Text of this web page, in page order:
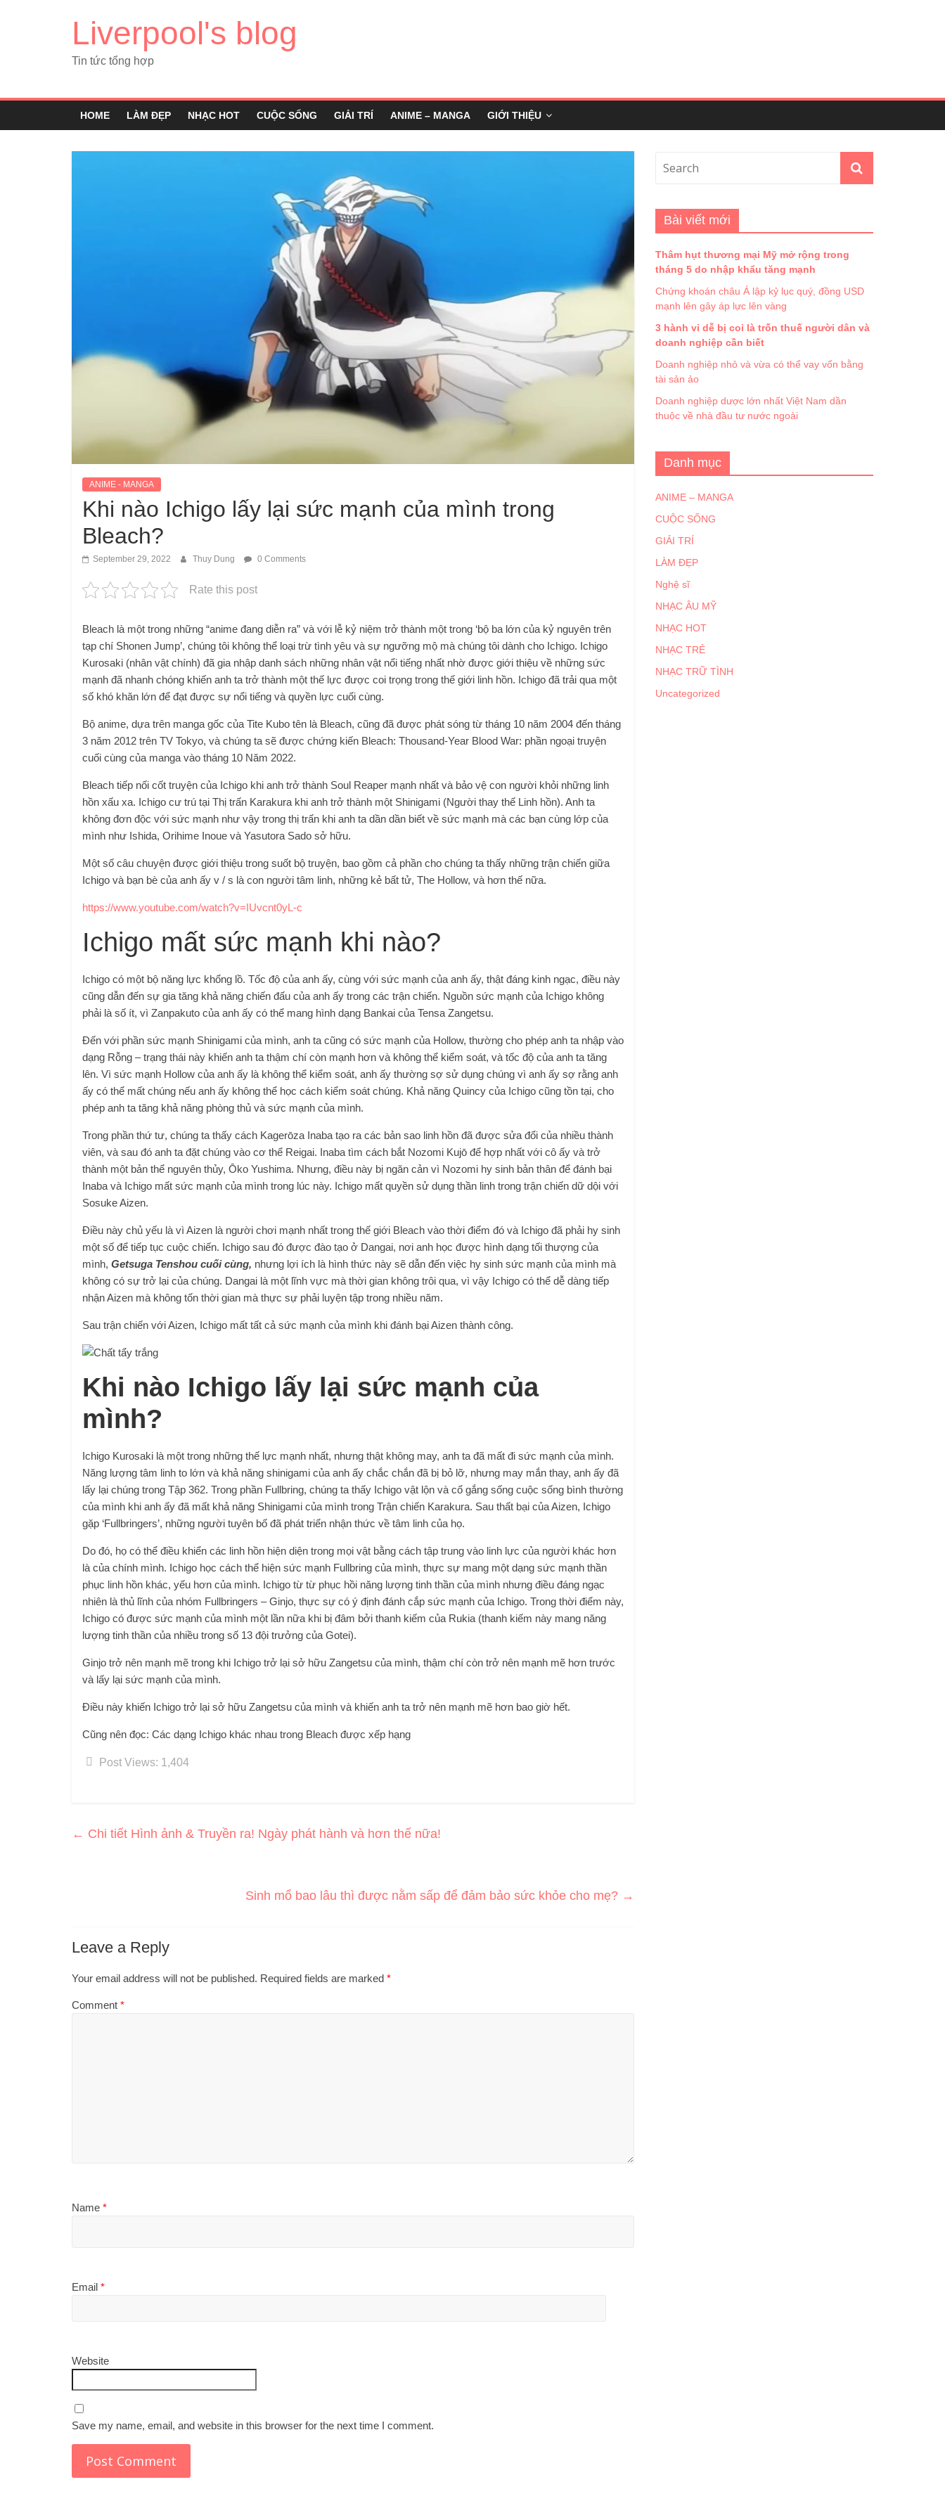
Liverpool's blog
Tin tức tổng hợp
HOME LÀM ĐẸP NHẠC HOT CUỘC SỐNG GIẢI TRÍ ANIME – MANGA GIỚI THIỆU
ANIME - MANGA
Khi nào Ichigo lấy lại sức mạnh của mình trong
Bleach?
September 29, 2022 Thuy Dung 0 Comments
Rate this post
Bleach là một trong những “anime đang diễn ra” và với lễ kỷ niệm trở thành một trong ‘bộ ba lớn của kỷ nguyên trên
tạp chí Shonen Jump’, chúng tôi không thể loại trừ tình yêu và sự ngưỡng mộ mà chúng tôi dành cho Ichigo. Ichigo
Kurosaki (nhân vật chính) đã gia nhập danh sách những nhân vật nổi tiếng nhất nhờ được giới thiệu về những sức
mạnh đã nhanh chóng khiến anh ta trở thành một thế lực được coi trọng trong thế giới linh hồn. Ichigo đã trải qua một
số khó khăn lớn để đạt được sự nổi tiếng và quyền lực cuối cùng.
Bộ anime, dựa trên manga gốc của Tite Kubo tên là Bleach, cũng đã được phát sóng từ tháng 10 năm 2004 đến tháng
3 năm 2012 trên TV Tokyo, và chúng ta sẽ được chứng kiến ​​Bleach: Thousand-Year Blood War: phần ngoại truyện
cuối cùng của manga vào tháng 10 Năm 2022.
Bleach tiếp nối cốt truyện của Ichigo khi anh trở thành Soul Reaper mạnh nhất và bảo vệ con người khỏi những linh
hồn xấu xa. Ichigo cư trú tại Thị trấn Karakura khi anh trở thành một Shinigami (Người thay thế Linh hồn). Anh ta
không đơn độc với sức mạnh như vậy trong thị trấn khi anh ta dần dần biết về sức mạnh mà các bạn cùng lớp của
mình như Ishida, Orihime Inoue và Yasutora Sado sở hữu.
Một số câu chuyện được giới thiệu trong suốt bộ truyện, bao gồm cả phần cho chúng ta thấy những trận chiến giữa
Ichigo và bạn bè của anh ấy v / s là con người tâm linh, những kẻ bất tử, The Hollow, và hơn thế nữa.
https://www.youtube.com/watch?v=IUvcnt0yL-c
Ichigo mất sức mạnh khi nào?
Ichigo có một bộ năng lực khổng lồ. Tốc độ của anh ấy, cùng với sức mạnh của anh ấy, thật đáng kinh ngạc, điều này
cũng dẫn đến sự gia tăng khả năng chiến đấu của anh ấy trong các trận chiến. Nguồn sức mạnh của Ichigo không
phải là số ít, vì Zanpakuto của anh ấy có thể mang hình dạng Bankai của Tensa Zangetsu.
Đến với phần sức mạnh Shinigami của mình, anh ta cũng có sức mạnh của Hollow, thường cho phép anh ta nhập vào
dạng Rỗng – trạng thái này khiến anh ta thậm chí còn mạnh hơn và không thể kiểm soát, và tốc độ của anh ta tăng
lên. Vì sức mạnh Hollow của anh ấy là không thể kiểm soát, anh ấy thường sợ sử dụng chúng vì anh ấy sợ rằng anh
ấy có thể mất chúng nếu anh ấy không thể học cách kiểm soát chúng. Khả năng Quincy của Ichigo cũng tồn tại, cho
phép anh ta tăng khả năng phòng thủ và sức mạnh của mình.
Trong phần thứ tư, chúng ta thấy cách Kagerōza Inaba tạo ra các bản sao linh hồn đã được sửa đổi của nhiều thành
viên, và sau đó anh ta đặt chúng vào cơ thể Reigai. Inaba tìm cách bắt Nozomi Kujō để hợp nhất với cô ấy và trở
thành một bản thể nguyên thủy, Ōko Yushima. Nhưng, điều này bị ngăn cản vì Nozomi hy sinh bản thân để đánh bại
Inaba và Ichigo mất sức mạnh của mình trong lúc này. Ichigo mất quyền sử dụng thần linh trong trận chiến dữ dội với
Sosuke Aizen.
Điều này chủ yếu là vì Aizen là người chơi mạnh nhất trong thế giới Bleach vào thời điểm đó và Ichigo đã phải hy sinh
một số để tiếp tục cuộc chiến. Ichigo sau đó được đào tạo ở Dangai, nơi anh học được hình dạng tối thượng của
mình, Getsuga Tenshou cuối cùng, nhưng lợi ích là hình thức này sẽ dẫn đến việc hy sinh sức mạnh của mình mà
không có sự trở lại của chúng. Dangai là một lĩnh vực mà thời gian không trôi qua, vì vậy Ichigo có thể dễ dàng tiếp
nhận Aizen mà không tốn thời gian mà thực sự phải luyện tập trong nhiều năm.
Sau trận chiến với Aizen, Ichigo mất tất cả sức mạnh của mình khi đánh bại Aizen thành công.
Khi nào Ichigo lấy lại sức mạnh của
mình?
Ichigo Kurosaki là một trong những thế lực mạnh nhất, nhưng thật không may, anh ta đã mất đi sức mạnh của mình.
Năng lượng tâm linh to lớn và khả năng shinigami của anh ấy chắc chắn đã bị bỏ lỡ, nhưng may mắn thay, anh ấy đã
lấy lại chúng trong Tập 362. Trong phần Fullbring, chúng ta thấy Ichigo vật lộn và cố gắng sống cuộc sống bình thường
của mình khi anh ấy đã mất khả năng Shinigami của mình trong Trận chiến Karakura. Sau thất bại của Aizen, Ichigo
gặp ‘Fullbringers’, những người tuyên bố đã phát triển nhận thức về tâm linh của họ.
Do đó, họ có thể điều khiển các linh hồn hiện diện trong mọi vật bằng cách tập trung vào linh lực của người khác hơn
là của chính mình. Ichigo học cách thể hiện sức mạnh Fullbring của mình, thực sự mang một dạng sức mạnh thần
phục linh hồn khác, yếu hơn của mình. Ichigo từ từ phục hồi năng lượng tinh thần của mình nhưng điều đáng ngạc
nhiên là thủ lĩnh của nhóm Fullbringers – Ginjo, thực sự có ý định đánh cắp sức mạnh của Ichigo. Trong thời điểm này,
Ichigo có được sức mạnh của mình một lần nữa khi bị đâm bởi thanh kiếm của Rukia (thanh kiếm này mang năng
lượng tinh thần của nhiều trong số 13 đội trưởng của Gotei).
Ginjo trở nên mạnh mẽ trong khi Ichigo trở lại sở hữu Zangetsu của mình, thậm chí còn trở nên mạnh mẽ hơn trước
và lấy lại sức mạnh của mình.
Điều này khiến Ichigo trở lại sở hữu Zangetsu của mình và khiến anh ta trở nên mạnh mẽ hơn bao giờ hết.
Cũng nên đọc: Các dạng Ichigo khác nhau trong Bleach được xếp hạng
Post Views: 1,404
← Chi tiết Hình ảnh & Truyền ra! Ngày phát hành và hơn thế nữa!
Sinh mổ bao lâu thì được nằm sấp để đảm bảo sức khỏe cho mẹ? →
Leave a Reply
Your email address will not be published. Required fields are marked *
Comment *
Name *
Email *
Website
Save my name, email, and website in this browser for the next time I comment.
Bài viết mới
Thâm hụt thương mại Mỹ mở rộng trong
tháng 5 do nhập khẩu tăng mạnh
Chứng khoán châu Á lập kỷ lục quý, đồng USD
mạnh lên gây áp lực lên vàng
3 hành vi dễ bị coi là trốn thuế người dân và
doanh nghiệp cần biết
Doanh nghiệp nhỏ và vừa có thể vay vốn bằng
tài sản ảo
Doanh nghiệp dược lớn nhất Việt Nam dần
thuộc về nhà đầu tư nước ngoài
Danh mục
ANIME – MANGA
CUỘC SỐNG
GIẢI TRÍ
LÀM ĐẸP
Nghệ sĩ
NHẠC ÂU MỸ
NHẠC HOT
NHẠC TRẺ
NHẠC TRỮ TÌNH
Uncategorized